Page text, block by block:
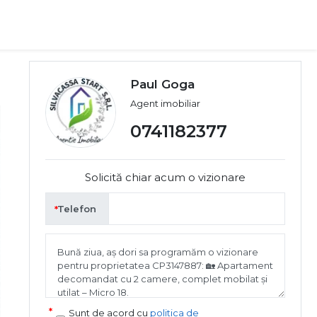
Paul Goga
Agent imobiliar
0741182377
Solicită chiar acum o vizionare
Telefon
Sunt de acord cu politica de